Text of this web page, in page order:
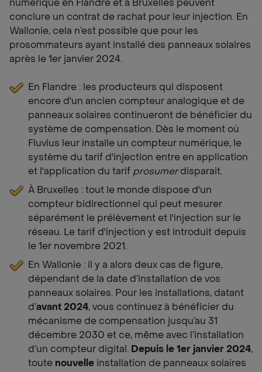
numérique en Flandre et à Bruxelles peuvent
conclure un contrat de rachat pour leur injection. En
Wallonie, cela n’est possible que pour les
prosommateurs ayant installé des panneaux solaires
après le 1er janvier 2024.
En Flandre : les producteurs qui disposent
encore d'un ancien compteur analogique et de
panneaux solaires continueront de bénéficier du
système de compensation. Dès le moment où
Fluvius leur installe un compteur numérique, le
système du tarif d'injection entre en application
et l'application du tarif prosumerdisparait.
À Bruxelles : tout le monde dispose d'un
compteur bidirectionnel qui peut mesurer
séparément le prélèvement et l'injection sur le
réseau. Le tarif d'injection y est introduit depuis
le 1er novembre 2021.
En Wallonie : il y a alors deux cas de figure,
dépendant de la date d’installation de vos
panneaux solaires. Pour les installations, datant
d’avant 2024, vous continuez à bénéficier du
mécanisme de compensation jusqu’au 31
décembre 2030 et ce, même avec l’installation
d’un compteur digital. Depuis le 1er janvier 2024,
toute nouvelle installation de panneaux solaires